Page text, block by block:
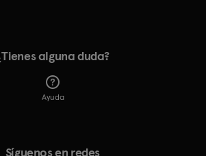
alguna duda?
Ayuda
Síguenos en redes